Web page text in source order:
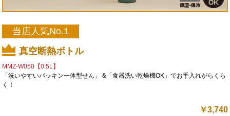
当店人気No.1
真空断熱ボトル
MMZ-W050【0.5L】
「洗いやすいパッキン一体型せん」 &「食器洗い乾燥機OK」でお手入れがらくら
く！
￥3,740